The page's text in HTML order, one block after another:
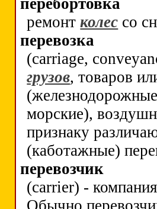
перебортовка
ремонтколес со
перевозка
(carriage,
грузов, товаров
морские),
признаку
(каботажные)
перевозчик
(carrier) -
Обычно